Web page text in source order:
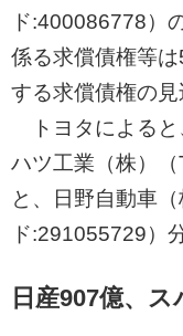
ド:400086778）
係る求償債権等
する求償債権の見
トヨタによると
ハツ工業（株）
と、日野自動車
ド:291055729）
日産907億、